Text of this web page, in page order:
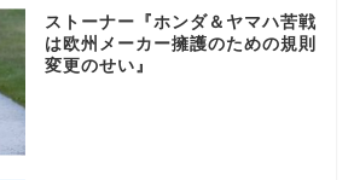
ストーナー『ホンダ＆ヤマハ苦戦
は欧州メーカー擁護のための規則
変更のせい』